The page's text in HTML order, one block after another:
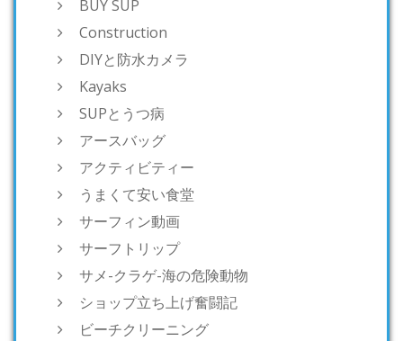
BUY SUP
Construction
DIYと防水カメラ
Kayaks
SUPとうつ病
アースバッグ
アクティビティー
うまくて安い食堂
サーフィン動画
サーフトリップ
サメ-クラゲ-海の危険動物
ショップ立ち上げ奮闘記
ビーチクリーニング